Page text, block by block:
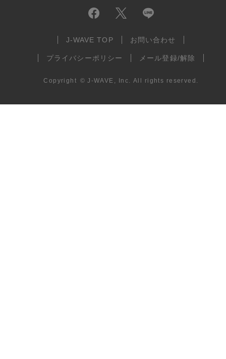
J-WAVE TOP お問い合わせ
プライバシーポリシー メール登録/解除
Copyright © J-WAVE, Inc. All rights reserved.